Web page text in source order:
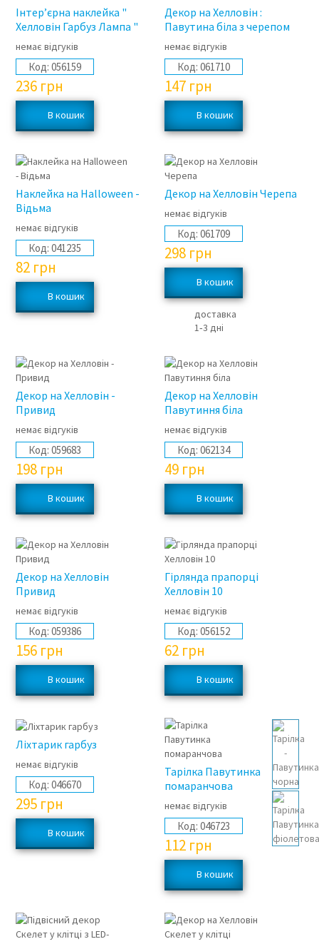
Інтер’єрна наклейка "
Хелловін Гарбуз Лампа "
немає відгуків
Код: 056159
236 грн
Декор на Хелловін :
Павутина біла з черепом
немає відгуків
Код: 061710
147 грн
Наклейка на Halloween -
Відьма
немає відгуків
Код: 041235
82 грн
Декор на Хелловін Черепа
немає відгуків
Код: 061709
298 грн
доставка
1‑3 дні
Декор на Хелловін -
Привид
немає відгуків
Код: 059683
198 грн
Декор на Хелловін
Павутиння біла
немає відгуків
Код: 062134
49 грн
Декор на Хелловін
Привид
немає відгуків
Код: 059386
156 грн
Гірлянда прапорці
Хелловін 10
немає відгуків
Код: 056152
62 грн
Ліхтарик гарбуз
немає відгуків
Код: 046670
295 грн
Тарілка Павутинка
помаранчова
немає відгуків
Код: 046723
112 грн